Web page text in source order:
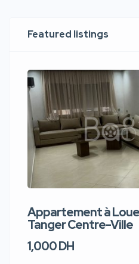
Featured listings
Appartement à
Tanger Centre-Ville
1,000 DH